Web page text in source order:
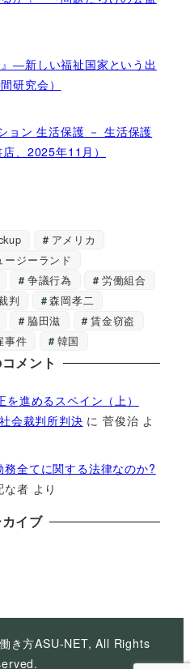
』―新しい福祉国家という出
研究会）
ョン 生活保護 － 生活保護
、2025年11月）
アメリカ
ージーランド
争議行為
労働組合
判
森岡孝二
脇田滋
賃金窃盗
事件 韓国
メント
進めるスペイン（上）
会裁判所判決 に菅俊治 よ
全てに関する法律なのか?
な者 より
イブ
き方ASU-NET, All Rights